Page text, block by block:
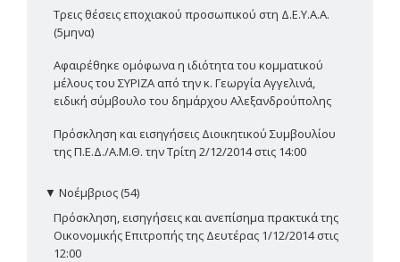
Τρεις θέσεις εποχιακού προσωπικού στη Δ.Ε.Υ.Α.Α.
(5μηνα)
Αφαιρέθηκε ομόφωνα η ιδιότητα του κομματικού
μέλους του ΣΥΡΙΖΑ από την κ. Γεωργία Αγγελινά,
ειδική σύμβουλο του δημάρχου Αλεξανδρούπολης
Πρόσκληση και εισηγήσεις Διοικητικού Συμβουλίου
της Π.Ε.Δ./Α.Μ.Θ. την Τρίτη 2/12/2014 στις 14:00
▼ Νοέμβριος (54)
Πρόσκληση, εισηγήσεις και ανεπίσημα πρακτικά της
Οικονομικής Επιτροπής της Δευτέρας 1/12/2014 στις
12:00